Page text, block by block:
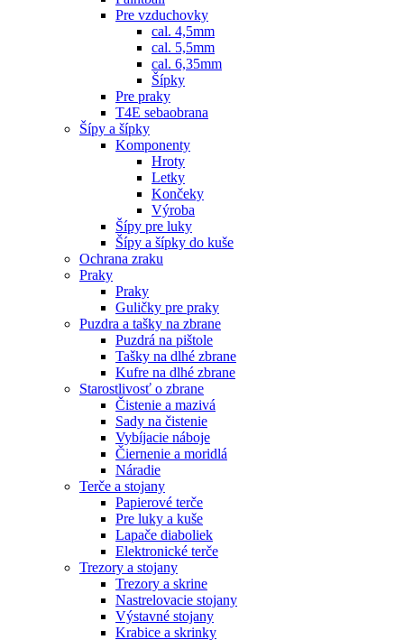
Pre vzduchovky
cal. 4,5mm
cal. 5,5mm
cal. 6,35mm
Šípky
Pre praky
T4E sebaobrana
Šípy a šípky
Komponenty
Hroty
Letky
Končeky
Výroba
Šípy pre luky
Šípy a šípky do kuše
Ochrana zraku
Praky
Praky
Guličky pre praky
Puzdra a tašky na zbrane
Puzdrá na pištole
Tašky na dlhé zbrane
Kufre na dlhé zbrane
Starostlivosť o zbrane
Čistenie a mazivá
Sady na čistenie
Vybíjacie náboje
Čiernenie a moridlá
Náradie
Terče a stojany
Papierové terče
Pre luky a kuše
Lapače diaboliek
Elektronické terče
Trezory a stojany
Trezory a skrine
Nastrelovacie stojany
Výstavné stojany
Krabice a skrinky